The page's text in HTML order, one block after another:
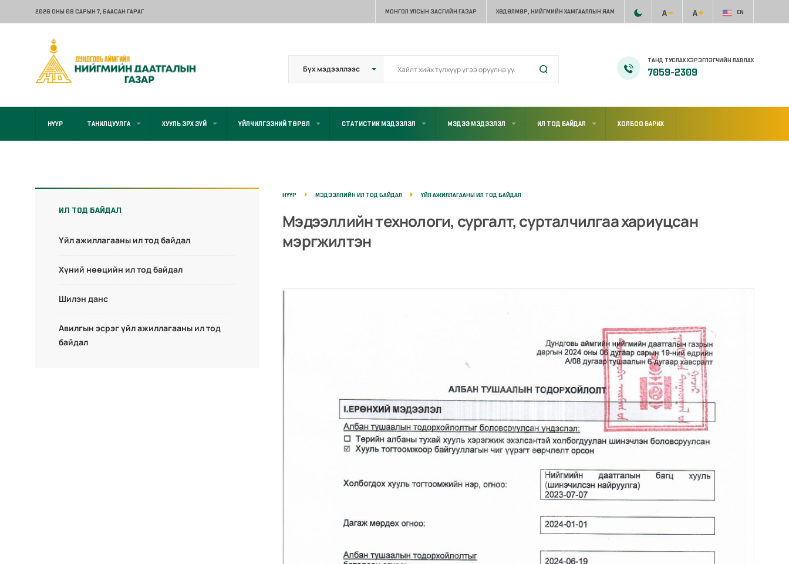
2026 ОНЫ 08 САРЫН 7, БААСАН ГАРАГ МОНГОЛ УЛСЫН ЗАСГИЙН ГАЗАР ХӨДӨЛМӨР, НИЙГМИЙН ХАМГААЛЛЫН ЯАМ EN
ТАНД ТУСЛАХ ХЭРЭГЛЭГЧИЙН ЛАВЛАХ
7059-2309
НҮҮР ТАНИЛЦУУЛГА ХУУЛЬ ЭРХ ЗҮЙ ҮЙЛЧИЛГЭЭНИЙ ТӨРӨЛ СТАТИСТИК МЭДЭЭЛЭЛ МЭДЭЭ МЭДЭЭЛЭЛ ИЛ ТОД БАЙДАЛ ХОЛБОО БАРИХ
ИЛ ТОД БАЙДАЛ
Үйл ажиллагааны ил тод байдал
Хүний нөөцийн ил тод байдал
Шилэн данс
Авилгын эсрэг үйл ажиллагааны ил тод
байдал
НҮҮР МЭДЭЭЛЛИЙН ИЛ ТОД БАЙДАЛ ҮЙЛ АЖИЛЛАГААНЫ ИЛ ТОД БАЙДАЛ
Мэдээллийн технологи, сургалт, сурталчилгаа хариуцсан
мэргжилтэн